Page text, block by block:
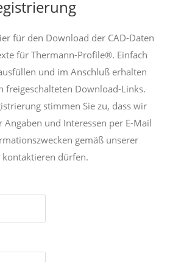
für den Download der CAD-Daten
für Thermann-Profile®. Einfach
und im Anschluß erhalten
freigeschalteten Download-Links.
stimmen Sie zu, dass wir
Angaben und Interessen per E-Mail
gemäß unserer
kontaktieren dürfen.